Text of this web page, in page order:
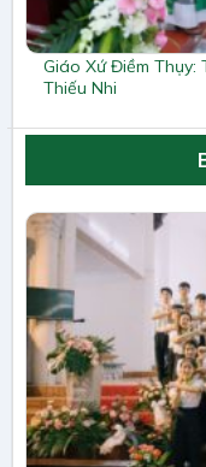
Giáo Xứ Điềm Thụy:
Thiếu Nhi